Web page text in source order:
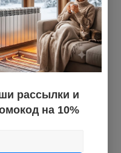
рассылки и
на 10%